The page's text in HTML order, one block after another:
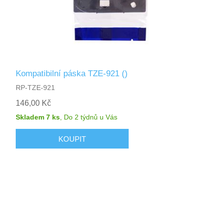
Kompatibilní páska TZE-921 ()
RP-TZE-921
146,00 Kč
Skladem 7 ks, Do 2 týdnů u Vás